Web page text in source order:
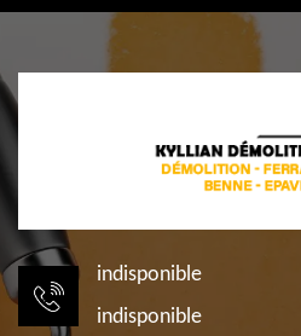
indisponible
indisponible